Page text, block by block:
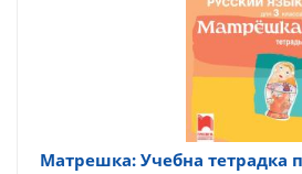
Матрешка: Учебна тетрадка